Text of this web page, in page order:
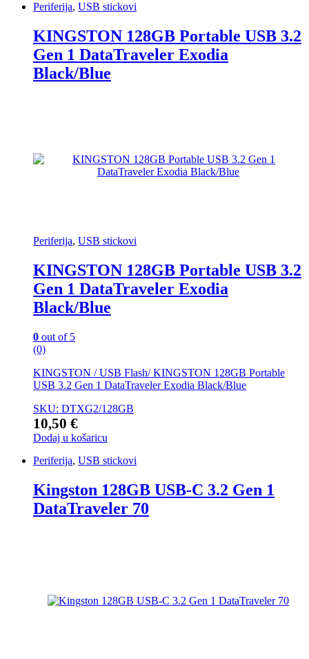
Periferija, USB stickovi
KINGSTON 128GB Portable USB 3.2
Gen 1 DataTraveler Exodia
Black/Blue
Periferija, USB stickovi
KINGSTON 128GB Portable USB 3.2
Gen 1 DataTraveler Exodia
Black/Blue
0 out of 5
(0)
KINGSTON / USB Flash/ KINGSTON 128GB Portable
USB 3.2 Gen 1 DataTraveler Exodia Black/Blue
SKU: DTXG2/128GB
10,50 €
Dodaj u košaricu
Periferija, USB stickovi
Kingston 128GB USB-C 3.2 Gen 1
DataTraveler 70